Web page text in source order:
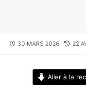
PUBLISHED
30 MARS 2026 22
Aller à la